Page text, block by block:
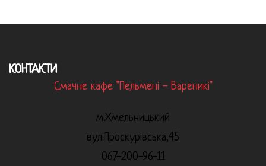
КОНТАКТИ
Смачне кафе "Пельмені - Вареникі"
м.Хмельницький
вул.Проскурівська,45
067-200-96-11